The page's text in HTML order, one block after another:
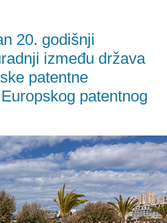
20. godišnji
između država
patentne
patentnog